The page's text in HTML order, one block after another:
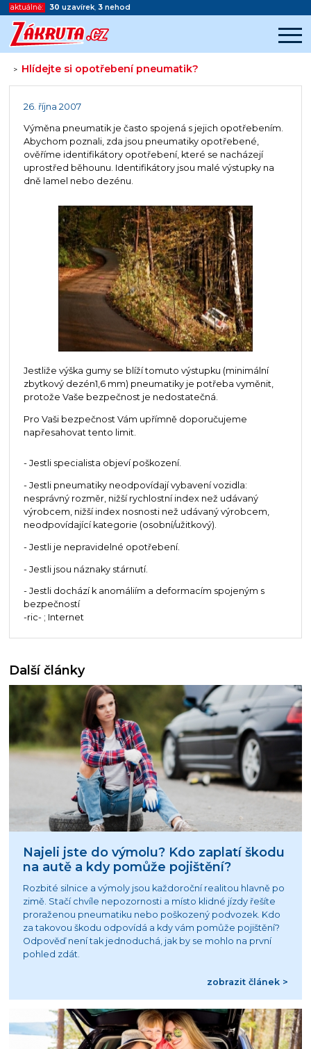
aktuálně: 30 uzavírek, 3 nehod
> Hlídejte si opotřebení pneumatik?
Začátek reklamy
26. října 2007
Výměna pneumatik je často spojená s jejich opotřebením.
Abychom poznali, zda jsou pneumatiky opotřebené,
ověříme identifikátory opotřebení, které se nacházejí
uprostřed běhounu. Identifikátory jsou malé výstupky na
dně lamel nebo dezénu.
Jestliže výška gumy se blíží tomuto výstupku (minimální
zbytkový dezén1,6 mm) pneumatiky je potřeba vyměnit,
protože Vaše bezpečnost je nedostatečná.
Pro Vaši bezpečnost Vám upřímně doporučujeme
napřesahovat tento limit.
- Jestli specialista objeví poškození.
- Jestli pneumatiky neodpovídají vybavení vozidla:
nesprávný rozměr, nižší rychlostní index než udávaný
výrobcem, nižší index nosnosti než udávaný výrobcem,
neodpovídající kategorie (osobní/užitkový).
- Jestli je nepravidelné opotřebení.
- Jestli jsou náznaky stárnutí.
- Jestli dochází k anomáliím a deformacím spojeným s
bezpečností
-ric- ; Internet
Další články
Najeli jste do výmolu? Kdo zaplatí škodu
na autě a kdy pomůže pojištění?
Rozbité silnice a výmoly jsou každoroční realitou hlavně po
zimě. Stačí chvíle nepozornosti a místo klidné jízdy řešíte
proraženou pneumatiku nebo poškozený podvozek. Kdo
za takovou škodu odpovídá a kdy vám pomůže pojištění?
Odpověď není tak jednoduchá, jak by se mohlo na první
pohled zdát.
zobrazit článek >